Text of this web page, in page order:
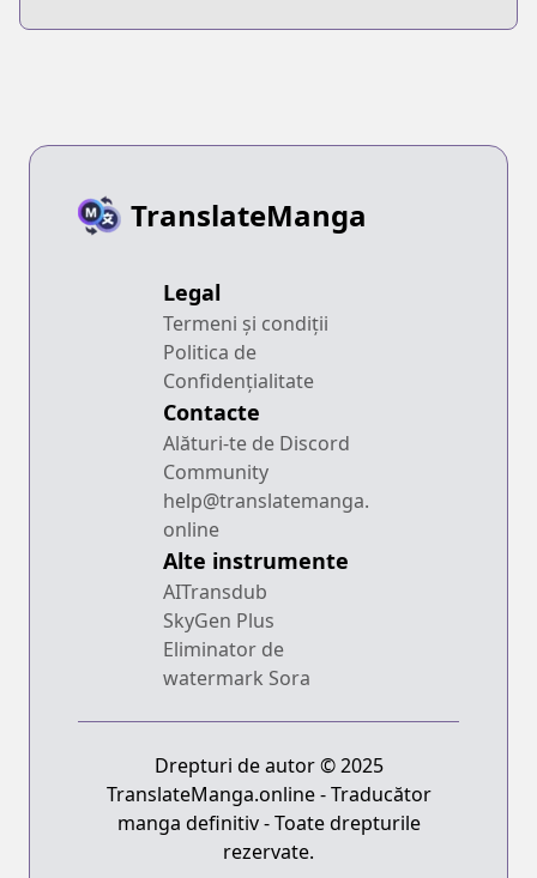
TranslateManga
Legal
Termeni și condiții
Politica de
Confidențialitate
Contacte
Alături-te de Discord
Community
help@translatemanga.
online
Alte instrumente
AITransdub
SkyGen Plus
Eliminator de
watermark Sora
Drepturi de autor © 2025
TranslateManga.online - Traducător
manga definitiv - Toate drepturile
rezervate.